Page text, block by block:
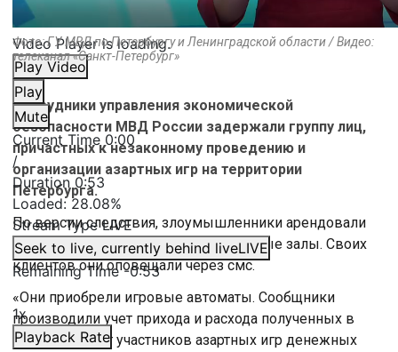
Video Player is loading.
Play Video
Play
Mute
Current Time 0:00
/
Duration 0:53
Loaded: 28.08%
Stream TypeLIVE
Seek to live, currently behind liveLIVE
Remaining Time-0:53
1x
Playback Rate
Фото: ГУ МВД по Петербургу и Ленинградской области / Видео:
телеканал «Санкт-Петербург»
Сотрудники управления экономической
безопасности МВД России задержали группу лиц,
причастных к незаконному проведению и
организации азартных игр на территории
Петербурга.
По версии следствия, злоумышленники арендовали
помещения и оборудовали там игровые залы. Своих
клиентов они оповещали через смс.
«Они приобрели игровые автоматы. Сообщники
производили учет прихода и расхода полученных в
виде ставок от участников азартных игр денежных